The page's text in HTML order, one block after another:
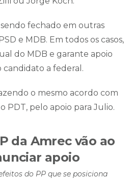
fechado em outras
e MDB. Em todos os casos,
do MDB e garante apoio
candidato a federal.
o mesmo acordo com
PDT, pelo apoio para Julio.
da Amrec vão ao
apoio
do PP que se posiciona